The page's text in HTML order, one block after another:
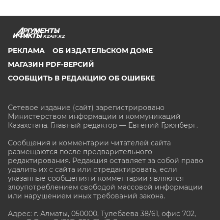
KZAIF.KZ
РЕКЛАМА
ОБ ИЗДАТЕЛЬСКОМ ДОМЕ
МАГАЗИН PDF-ВЕРСИЙ
СООБЩИТЬ В РЕДАКЦИЮ ОБ ОШИБКЕ
Сетевое издание (сайт) зарегистрировано
Министерством информации и коммуникаций
Казахстана. Главный редактор — Евгений Грюнберг.
Сообщения и комментарии читателей сайта
размещаются после предварительного
редактирования. Редакция оставляет за собой право
удалить их с сайта или отредактировать, если
указанные сообщения и комментарии являются
злоупотреблением свободой массовой информации
или нарушением иных требований закона.
Адрес: г. Алматы, 050000, Тулебаева 38/61, офис 702,